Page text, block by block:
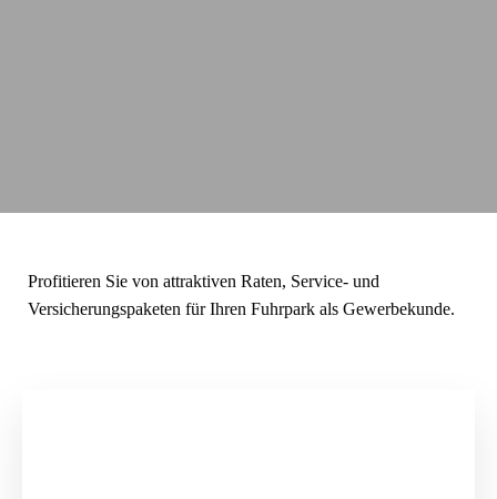
Profitieren Sie von attraktiven Raten, Service- und
Versicherungspaketen für Ihren Fuhrpark als Gewerbekunde.